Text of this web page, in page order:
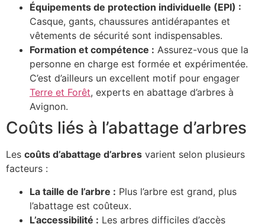
Équipements de protection individuelle (EPI) :
Casque, gants, chaussures antidérapantes et
vêtements de sécurité sont indispensables.
Formation et compétence : Assurez-vous que la
personne en charge est formée et expérimentée.
C’est d’ailleurs un excellent motif pour engager
Terre et Forêt, experts en abattage d’arbres à
Avignon.
Coûts liés à l’abattage d’arbres
Les coûts d’abattage d’arbres varient selon plusieurs
facteurs :
La taille de l’arbre : Plus l’arbre est grand, plus
l’abattage est coûteux.
L’accessibilité : Les arbres difficiles d’accès